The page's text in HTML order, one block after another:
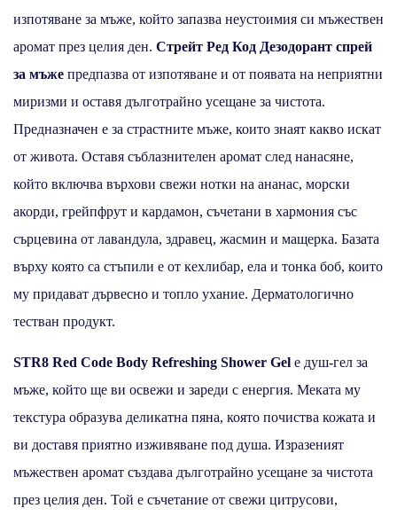
изпотяване за мъже, който запазва неустоимия си мъжествен
аромат през целия ден. Стрейт Ред Код Дезодорант спрей
за мъже предпазва от изпотяване и от появата на неприятни
миризми и оставя дълготрайно усещане за чистота.
Предназначен е за страстните мъже, които знаят какво искат
от живота. Оставя съблазнителен аромат след нанасяне,
който включва върхови свежи нотки на ананас, морски
акорди, грейпфрут и кардамон, съчетани в хармония със
сърцевина от лавандула, здравец, жасмин и мащерка. Базата
върху която са стъпили е от кехлибар, ела и тонка боб, които
му придават дървесно и топло ухание. Дерматологично
тестван продукт.
STR8 Red Code Body Refreshing Shower Gel е душ-гел за
мъже, който ще ви освежи и зареди с енергия. Меката му
текстура образува деликатна пяна, която почиства кожата и
ви доставя приятно изживяване под душа. Изразеният
мъжествен аромат създава дълготрайно усещане за чистота
през целия ден. Той е съчетание от свежи цитрусови,